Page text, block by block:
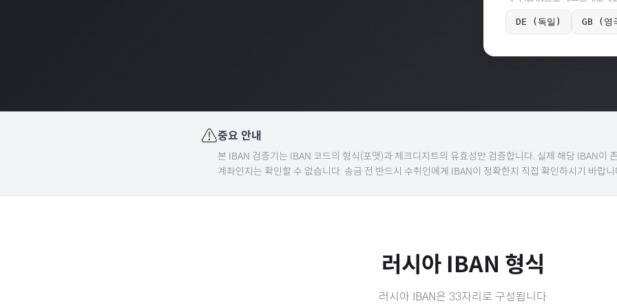
DE (독일) GB (영
⚠️중요 안내
본 IBAN 검증기는 IBAN 코드의 형식(포맷)과 체크디지트의 유효성만 검증합니다. 실제 해당 IBAN이
계좌인지는 확인할 수 없습니다. 송금 전 반드시 수취인에게 IBAN이 정확한지 직접 확인하시기 바랍니
러시아IBAN 형식
러시아 IBAN은 33자리로 구성됩니다